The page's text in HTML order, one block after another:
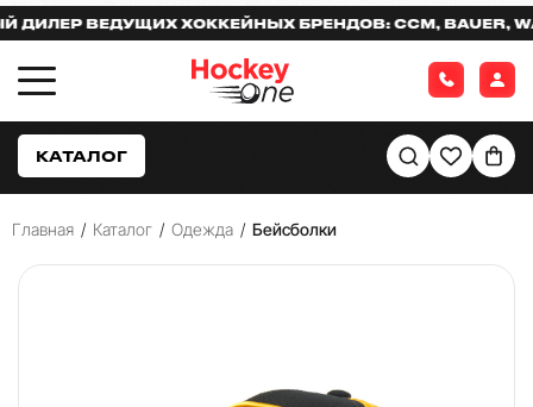
ВЕДУЩИХ ХОККЕЙНЫХ БРЕНДОВ: CCM, BAUER,
КАТАЛОГ
Главная / Каталог / Одежда / Бейсболки